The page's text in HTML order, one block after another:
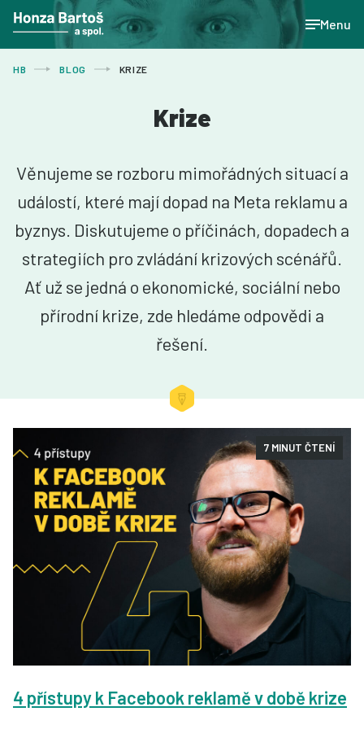
Menu
HB BLOG KRIZE
Krize
Věnujeme se rozboru mimořádných situací a
událostí, které mají dopad na Meta reklamu a
byznys. Diskutujeme o příčinách, dopadech a
strategiích pro zvládání krizových scénářů.
Ať už se jedná o ekonomické, sociální nebo
přírodní krize, zde hledáme odpovědi a
řešení.
7 MINUT ČTENÍ
4 přístupy k Facebook reklamě v době krize